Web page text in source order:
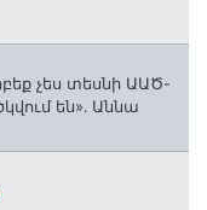
չես տեսնի ԱԱԾ-
են»․ Աննա